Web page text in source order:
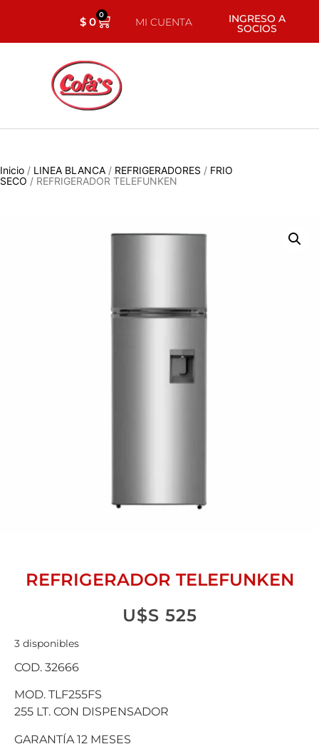
$0 0
MI CUENTA INGRESO A
SOCIOS
Inicio / LINEA BLANCA / REFRIGERADORES / FRIO
SECO / REFRIGERADOR TELEFUNKEN
REFRIGERADOR TELEFUNKEN
U$S 525
3 disponibles
COD. 32666
MOD. TLF255FS
255 LT. CON DISPENSADOR
GARANTÍA 12 MESES